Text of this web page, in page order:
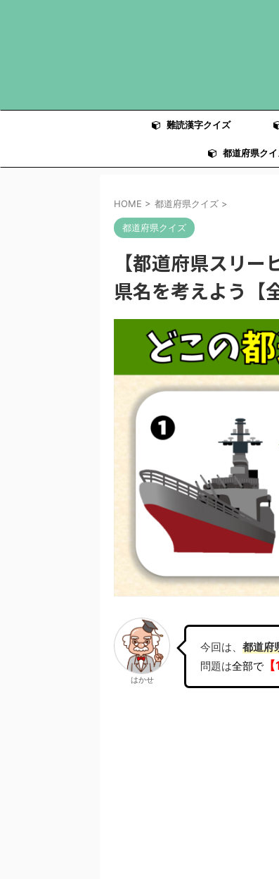
難読漢字クイズ
都道府県ク
HOME > 都道府県クイズ >
都道府県クイズ
【都道府県スリ
県名を考えよう【
はかせ
今回は、 都道府
問題は全部で